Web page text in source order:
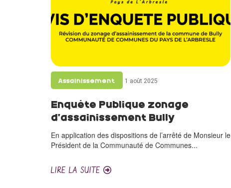
Assainissement 1 août 2025
Enquête Publique zonage
d’assainissement Bully
En application des dispositions de l’arrêté de Monsieur le
Président de la Communauté de Communes...
LIRE LA SUITE